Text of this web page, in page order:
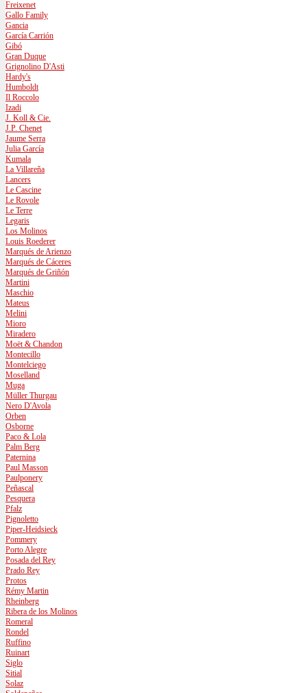
Freixenet
Gallo Family
Gancia
García Carrión
Gibó
Gran Duque
Grignolino D'Asti
Hardy's
Humboldt
Il Roccolo
Izadi
J. Koll & Cie.
J.P. Chenet
Jaume Serra
Julia García
Kumala
La Villareña
Lancers
Le Cascine
Le Rovole
Le Terre
Legaris
Los Molinos
Louis Roederer
Marqués de Arienzo
Marqués de Cáceres
Marqués de Griñón
Martini
Maschio
Mateus
Melini
Mioro
Miradero
Moët & Chandon
Montecillo
Montelciego
Moselland
Muga
Müller Thurgau
Nero D'Avola
Orben
Osborne
Paco & Lola
Palm Berg
Paternina
Paul Masson
Paulponery
Peñascal
Pesquera
Pfalz
Pignoletto
Piper-Heidsieck
Pommery
Porto Alegre
Posada del Rey
Prado Rey
Protos
Rémy Martin
Rheinberg
Ribera de los Molinos
Romeral
Rondel
Ruffino
Ruinart
Siglo
Sitial
Solaz